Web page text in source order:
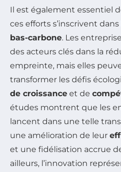
Il est également essentiel
ces efforts s’inscrivent dans
bas-carbone. Les
des acteurs clés dans la
empreinte, mais elles
transformer les défis
de croissance et de
études montrent que les
lancent dans une telle
une amélioration de leur
et une fidélisation accrue
ailleurs, l’innovation